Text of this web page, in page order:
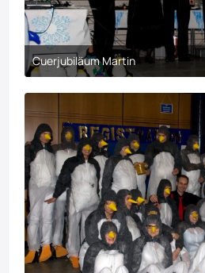
Cuerjubiläum Martin
30. März 2017 um 21:10